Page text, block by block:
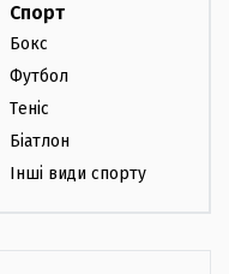
Спорт
Бокс
Футбол
Теніс
Біатлон
Інші види спорту